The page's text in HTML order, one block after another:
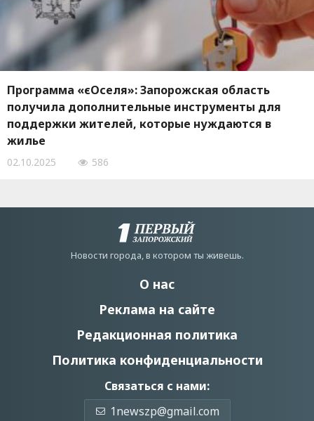
Программа «єОселя»: Запорожская область
получила дополнительные инструменты для
поддержки жителей, которые нуждаются в
жилье
02.10.2025 586
Новости города, в котором ты живешь.
О нас
Реклама на сайте
Редакционная политика
Политика конфиденциальности
Связаться с нами:
1newszp@gmail.com